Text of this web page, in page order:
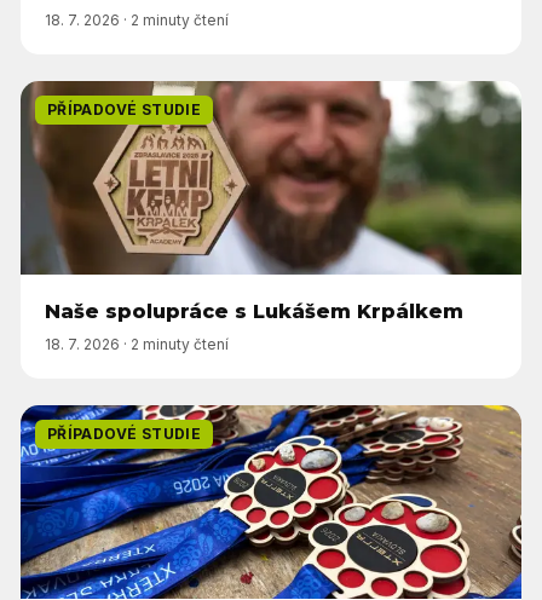
18. 7. 2026 · 2 minuty čtení
PŘÍPADOVÉ STUDIE
Naše spolupráce s Lukášem Krpálkem
18. 7. 2026 · 2 minuty čtení
PŘÍPADOVÉ STUDIE